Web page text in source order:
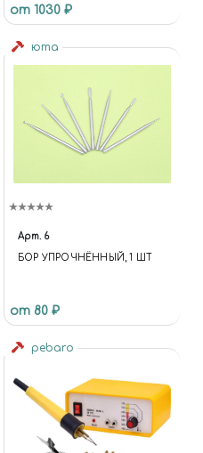
от 1030 ₽
юта
Арт. 6
БОР УПРОЧНЁННЫЙ, 1 ШТ
от 80 ₽
pebaro